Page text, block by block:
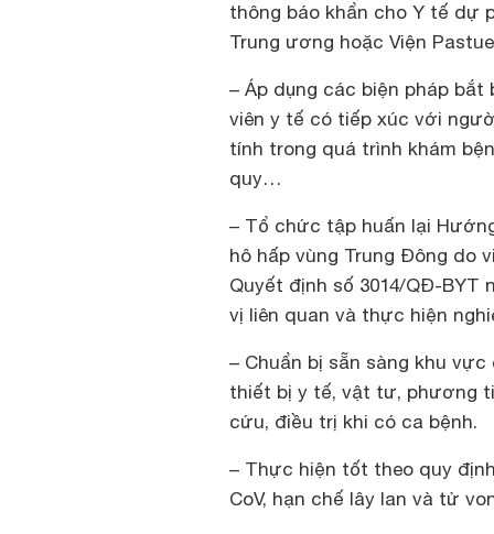
thông báo khẩn cho Y tế dự
Trung ương hoặc Viện
– Áp dụng các biện pháp
viên y tế có tiếp xúc với
tính trong quá trình khám
quy…
– Tổ chức tập huấn lại
hô hấp vùng Trung Đông do
Quyết định số 3014/QĐ-BYT
vị liên quan và thực hiện
– Chuẩn bị sẵn sàng khu
thiết bị y tế, vật tư, phương
cứu, điều trị khi có ca bệnh.
– Thực hiện tốt theo quy
CoV, hạn chế lây lan và tử